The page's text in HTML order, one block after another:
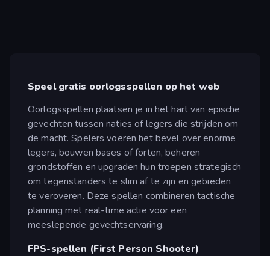
Speel gratis oorlogsspellen op het web
Oorlogsspellen plaatsen je in het hart van epische
gevechten tussen naties of legers die strijden om
de macht. Spelers voeren het bevel over enorme
legers, bouwen bases of forten, beheren
grondstoffen en upgraden hun troepen strategisch
om tegenstanders te slim af te zijn en gebieden
te veroveren. Deze spellen combineren tactische
planning met real-time actie voor een
meeslepende gevechtservaring.
FPS-spellen (First Person Shooter)